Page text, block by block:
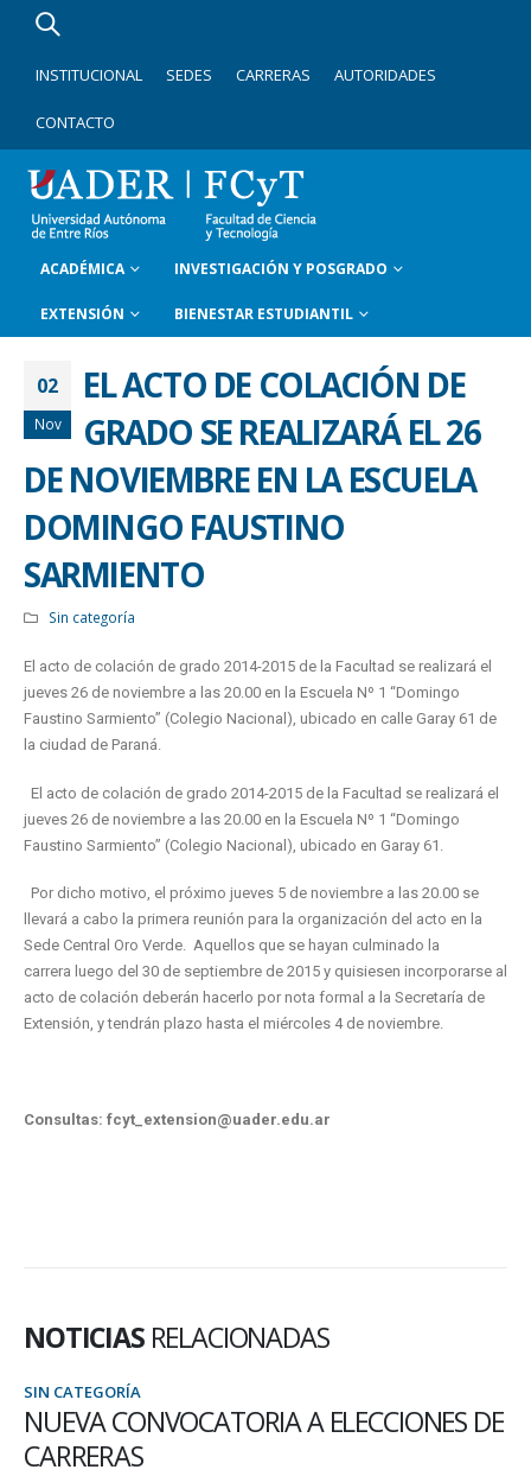
INSTITUCIONAL SEDES CARRERAS AUTORIDADES
CONTACTO
ACADÉMICA INVESTIGACIÓN Y POSGRADO
EXTENSIÓN BIENESTAR ESTUDIANTIL
02
Nov
EL ACTO DE COLACIÓN DE
GRADO SE REALIZARÁ EL 26
DE NOVIEMBRE EN LA ESCUELA
DOMINGO FAUSTINO
SARMIENTO
Sin categoría
El acto de colación de grado 2014-2015 de la Facultad se realizará el
jueves 26 de noviembre a las 20.00 en la Escuela Nº 1 “Domingo
Faustino Sarmiento” (Colegio Nacional), ubicado en calle Garay 61 de
la ciudad de Paraná.
El acto de colación de grado 2014-2015 de la Facultad se realizará el
jueves 26 de noviembre a las 20.00 en la Escuela Nº 1 “Domingo
Faustino Sarmiento” (Colegio Nacional), ubicado en Garay 61.
Por dicho motivo, el próximo jueves 5 de noviembre a las 20.00 se
llevará a cabo la primera reunión para la organización del acto en la
Sede Central Oro Verde. Aquellos que se hayan culminado la
carrera luego del 30 de septiembre de 2015 y quisiesen incorporarse al
acto de colación deberán hacerlo por nota formal a la Secretaría de
Extensión, y tendrán plazo hasta el miércoles 4 de noviembre.
Consultas: fcyt_extension@uader.edu.ar
NOTICIAS RELACIONADAS
SIN CATEGORÍA
NUEVA CONVOCATORIA A ELECCIONES DE
CARRERAS